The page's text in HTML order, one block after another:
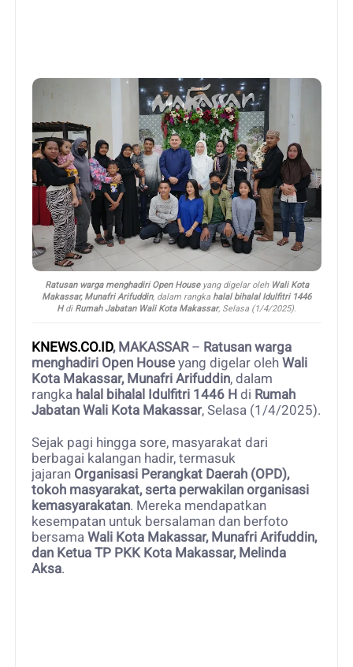
Ratusan warga menghadiri Open Houseyang digelar oleh Wali Kota
Makassar, Munafri Arifuddin, dalam rangka halal bihalal Idulfitri 1446
Hdi Rumah Jabatan Wali Kota Makassar, Selasa (1/4/2025).
KNEWS.CO.ID, MAKASSAR– Ratusan warga
menghadiri Open House yang digelar olehWali
Kota Makassar, Munafri Arifuddin, dalam
rangka halal bihalal Idulfitri 1446 H di Rumah
Jabatan Wali Kota Makassar, Selasa (1/4/2025).
Sejak pagi hingga sore, masyarakat dari
berbagai kalangan hadir, termasuk
jajaran Organisasi Perangkat Daerah (OPD),
tokoh masyarakat, serta perwakilan organisasi
kemasyarakatan. Mereka mendapatkan
kesempatan untuk bersalaman dan berfoto
bersamaWali Kota Makassar, Munafri Arifuddin,
dan Ketua TP PKK Kota Makassar, Melinda
Aksa.